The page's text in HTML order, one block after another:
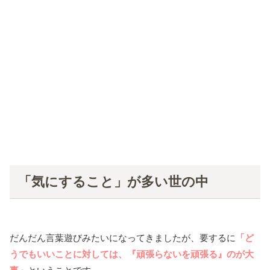
「気にすること」が多い世の中
だんだん言葉遊びみたいになってきましたが、要するに
「ど
うでもいいことに対しては、『頑張らないを頑張る』のが大